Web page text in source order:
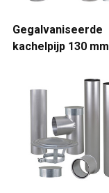
Gegalvaniseerde
kachelpijp 130 mm